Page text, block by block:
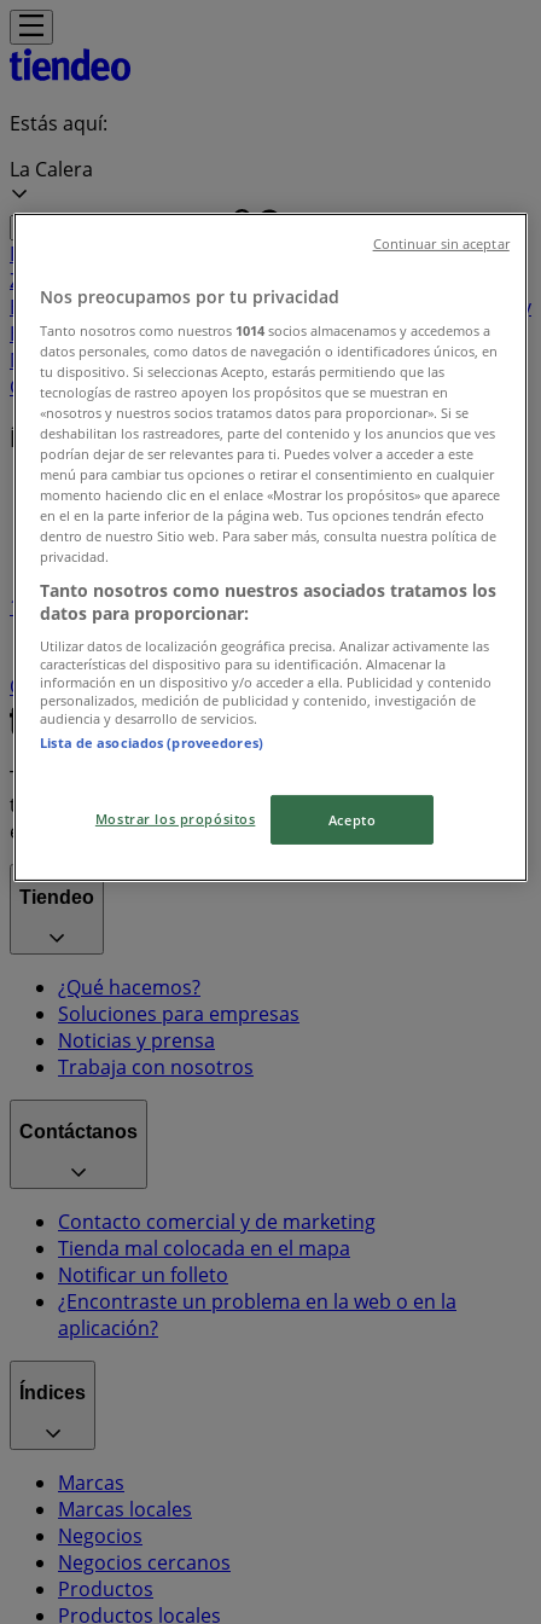
Estás aquí:
La Calera
Destacados
Zapatos
ElectrónicaFarmacias, Droguerías y Ópticas
Perfumerías y
BellezaRestaurantesJuguetes y BebésDeporteCarros,
Motos y RepuestosFerreterías y ConstrucciónLibros y
CineViajesBancos y Seguros
Índice de ofertas en La Calera
Tiendeo en La Calera»
Índice de ofertas
1
Supermercados
arroz
Farmacias, Droguerías y
Ópticas
Ropa y Zapatos celulares televisores
Tiendeo forma parte de Shopfully, la empresa
tecnológica que está reinventando las compras locales
en todo el mundo.
Tiendeo
¿Qué hacemos?
Soluciones para empresas
Noticias y prensa
Trabaja con nosotros
Contáctanos
Contacto comercial y de marketing
Tienda mal colocada en el mapa
Notificar un folleto
¿Encontraste un problema en la web o en la
aplicación?
Índices
Marcas
Marcas locales
Negocios
Negocios cercanos
Productos
Productos locales
Nos preocupamos por tu privacidad
Tanto nosotros como nuestros 1014 socios almacenamos y accedemos a
datos personales, como datos de navegación o identificadores únicos, en
tu dispositivo. Si seleccionas Acepto, estarás permitiendo que las
tecnologías de rastreo apoyen los propósitos que se muestran en
«nosotros y nuestros socios tratamos datos para proporcionar». Si se
deshabilitan los rastreadores, parte del contenido y los anuncios que ves
podrían dejar de ser relevantes para ti. Puedes volver a acceder a este
menú para cambiar tus opciones o retirar el consentimiento en cualquier
momento haciendo clic en el enlace «Mostrar los propósitos» que aparece
en el en la parte inferior de la página web. Tus opciones tendrán efecto
dentro de nuestro Sitio web. Para saber más, consulta nuestra política de
privacidad.
Tanto nosotros como nuestros asociados tratamos los
datos para proporcionar:
Utilizar datos de localización geográfica precisa. Analizar activamente las
características del dispositivo para su identificación. Almacenar la
información en un dispositivo y/o acceder a ella. Publicidad y contenido
personalizados, medición de publicidad y contenido, investigación de
audiencia y desarrollo de servicios.
Lista de asociados (proveedores)
Mostrar los propósitos Acepto
Continuar sin aceptar